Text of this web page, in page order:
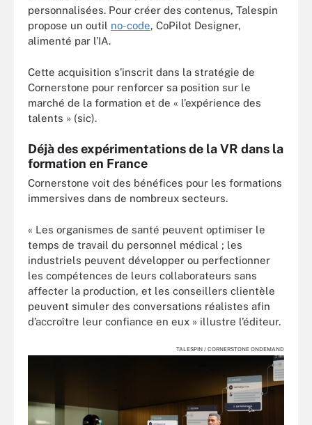
personnalisées. Pour créer des contenus, Talespin
propose un outil no-code, CoPilot Designer,
alimenté par l’IA.
Cette acquisition s’inscrit dans la stratégie de
Cornerstone pour renforcer sa position sur le
marché de la formation et de « l’expérience des
talents » (sic).
Déjà des expérimentations de la VR dans la
formation en France
Cornerstone voit des bénéfices pour les formations
immersives dans de nombreux secteurs.
« Les organismes de santé peuvent optimiser le
temps de travail du personnel médical ; les
industriels peuvent développer ou perfectionner
les compétences de leurs collaborateurs sans
affecter la production, et les conseillers clientèle
peuvent simuler des conversations réalistes afin
d’accroître leur confiance en eux » illustre l’éditeur.
TALESPIN / CORNERSTONE ONDEMAND